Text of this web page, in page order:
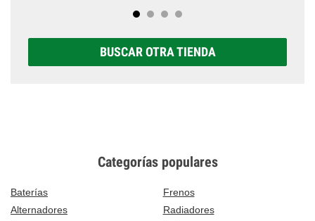
BUSCAR OTRA TIENDA
Categorías populares
Baterías
Frenos
Alternadores
Radiadores